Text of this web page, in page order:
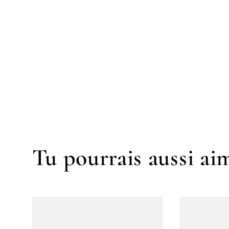
Tu pourrais aussi